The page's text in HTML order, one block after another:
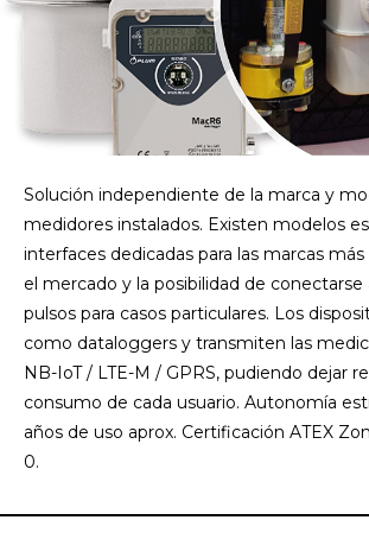
Solución independiente de la marca y
medidores instalados. Existen modelos
interfaces dedicadas para las marcas
el mercado y la posibilidad de conectarse
pulsos para casos particulares. Los
como dataloggers y transmiten las
NB-IoT / LTE-M / GPRS, pudiendo dejar
consumo de cada usuario. Autonomía
años de uso aprox. Certificación ATEX
0.